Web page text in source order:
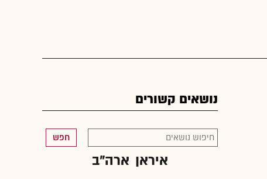
נושאים קשורים
חפש
איראן ארה"ב